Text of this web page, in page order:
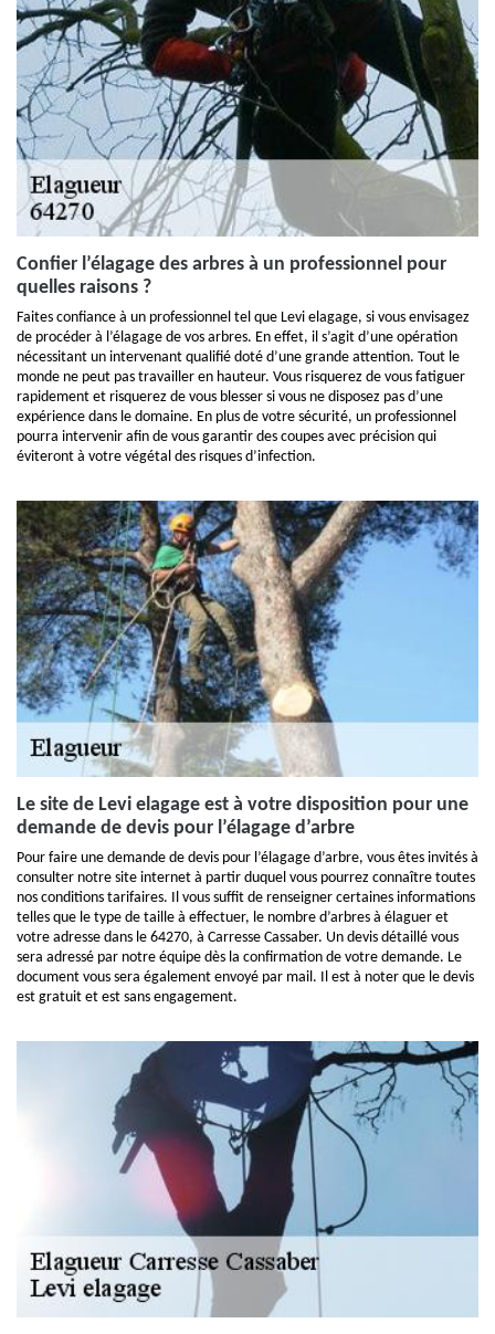
Confier l’élagage des arbres à un professionnel pour
quelles raisons ?
Faites confiance à un professionnel tel que Levi elagage, si vous envisagez
de procéder à l’élagage de vos arbres. En effet, il s’agit d’une opération
nécessitant un intervenant qualifié doté d’une grande attention. Tout le
monde ne peut pas travailler en hauteur. Vous risquerez de vous fatiguer
rapidement et risquerez de vous blesser si vous ne disposez pas d’une
expérience dans le domaine. En plus de votre sécurité, un professionnel
pourra intervenir afin de vous garantir des coupes avec précision qui
éviteront à votre végétal des risques d’infection.
Le site de Levi elagage est à votre disposition pour une
demande de devis pour l’élagage d’arbre
Pour faire une demande de devis pour l’élagage d’arbre, vous êtes invités à
consulter notre site internet à partir duquel vous pourrez connaître toutes
nos conditions tarifaires. Il vous suffit de renseigner certaines informations
telles que le type de taille à effectuer, le nombre d’arbres à élaguer et
votre adresse dans le 64270, à Carresse Cassaber. Un devis détaillé vous
sera adressé par notre équipe dès la confirmation de votre demande. Le
document vous sera également envoyé par mail. Il est à noter que le devis
est gratuit et est sans engagement.